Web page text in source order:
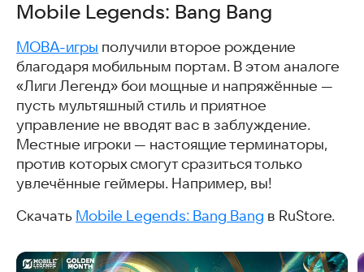
Mobile Legends: Bang Bang
MOBA-игры получили второе рождение
благодаря мобильным портам. В этом аналоге
«Лиги Легенд» бои мощные и напряжённые —
пусть мультяшный стиль и приятное
управление не вводят вас в заблуждение.
Местные игроки — настоящие терминаторы,
против которых смогут сразиться только
увлечённые геймеры. Например, вы!
Скачать Mobile Legends: Bang Bang в RuStore.